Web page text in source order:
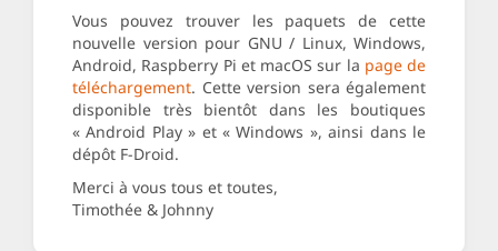
Vous pouvez trouver les paquets de cette
nouvelle version pour GNU / Linux, Windows,
Android, Raspberry Pi et macOS sur la page de
téléchargement. Cette version sera également
disponible très bientôt dans les boutiques
« Android Play » et « Windows », ainsi dans le
dépôt F-Droid.
Merci à vous tous et toutes,
Timothée & Johnny